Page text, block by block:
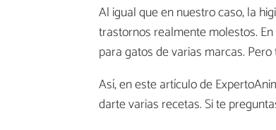
Al igual que en nuestro caso, la
trastornos realmente molestos.
para gatos de varias marcas.
Así, en este artículo de
darte varias recetas. Si te